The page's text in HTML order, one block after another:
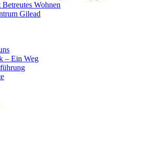
Wohnen
Gilead
– Ein Weg